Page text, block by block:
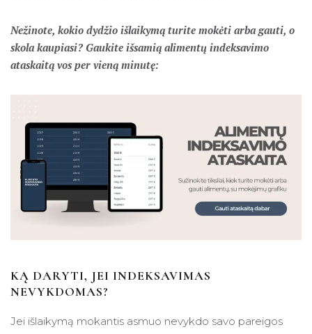
Nežinote, kokio dydžio išlaikymą turite mokėti arba gauti, o
skola kaupiasi? Gaukite išsamią alimentų indeksavimo
ataskaitą vos per vieną minutę:
KĄ DARYTI, JEI INDEKSAVIMAS
NEVYKDOMAS?
Jei išlaikymą mokantis asmuo nevykdo savo pareigos